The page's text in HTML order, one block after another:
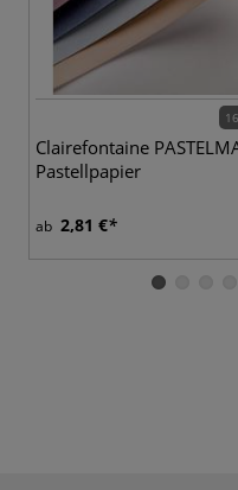
Clairefontaine
Pastellpapier
ab 2,81 €